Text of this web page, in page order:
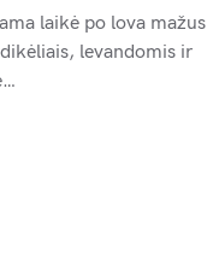
laikė po lova mažus
levandomis ir